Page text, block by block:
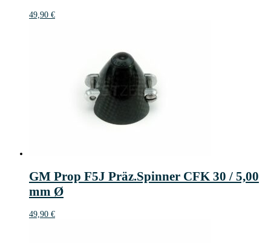
49,90 €
GM Prop F5J Präz.Spinner CFK 30 / 5,00
mm Ø
49,90 €